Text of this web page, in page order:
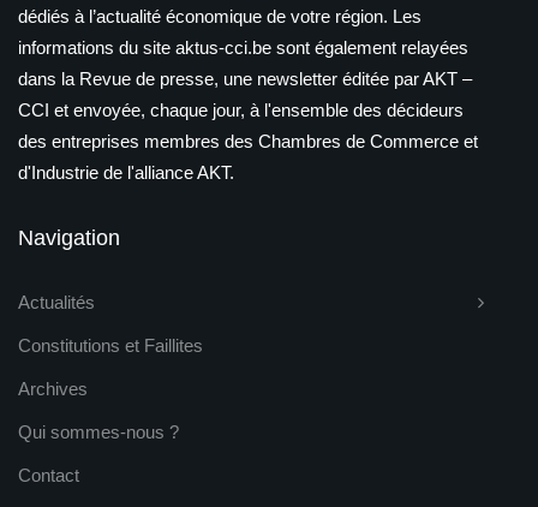
dédiés à l’actualité économique de votre région. Les
informations du site aktus-cci.be sont également relayées
dans la Revue de presse, une newsletter éditée par AKT –
CCI et envoyée, chaque jour, à l'ensemble des décideurs
des entreprises membres des Chambres de Commerce et
d'Industrie de l'alliance AKT.
Navigation
Actualités
Constitutions et Faillites
Archives
Qui sommes-nous ?
Contact